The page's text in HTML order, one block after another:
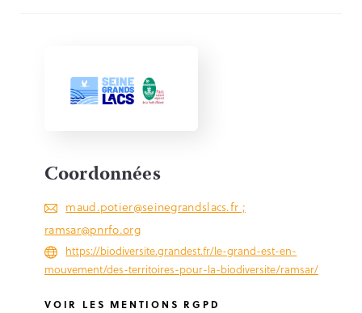
Coordonnées
maud.potier@seinegrandslacs.fr ;
ramsar@pnrfo.org
https://biodiversite.grandest.fr/le-grand-est-en-
mouvement/des-territoires-pour-la-biodiversite/ramsar/
VOIR LES MENTIONS RGPD